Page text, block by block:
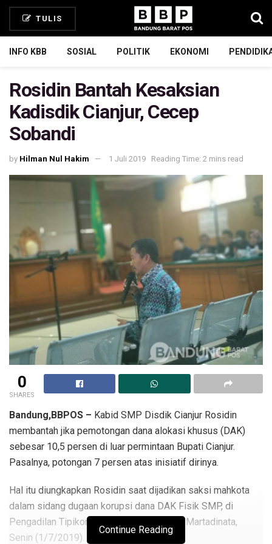
TULIS
INFO KBB SOSIAL POLITIK EKONOMI
Rosidin Bantah Kesaksian
Kadisdik Cianjur, Cecep
Sobandi
by Hilman Nul Hakim 1 Juli 2019 Reading Time: 2 mins read
0
SHARES
Bandung,BBPOS – Kabid SMP Disdik Cianjur Rosidin
membantah jika pemotongan dana alokasi khusus (DAK)
sebesar 10,5 persen di luar permintaan Bupati Cianjur.
Pasalnya, potongan 7 persen atas inisiatif dirinya.
Hal itu diungkapkan Rosidin saat dijadikan saksi mahkota
dalam sidang dugaan korupsi dana DAK Fisik SMP, di
Pengadilan Tipikor PN Bandung, Jalan RE Martadinata,
Senin (1/7/2019).
Continue Reading